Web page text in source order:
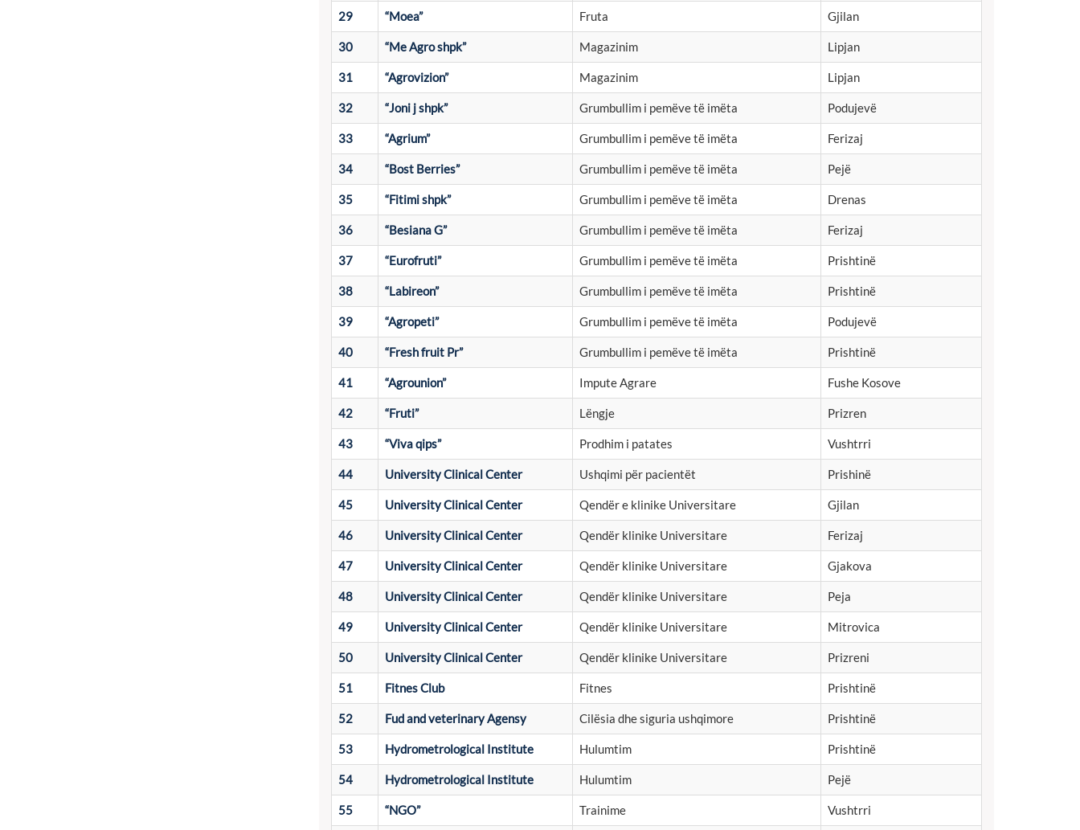
29 “Moea” Fruta Gjilan
30 “Me Agro shpk” Magazinim Lipjan
31 “Agrovizion” Magazinim Lipjan
32 “Joni j shpk” Grumbullim i pemëve të imëta Podujevë
33 “Agrium” Grumbullim i pemëve të imëta Ferizaj
34 “Bost Berries” Grumbullim i pemëve të imëta Pejë
35 “Fitimi shpk” Grumbullim i pemëve të imëta Drenas
36 “Besiana G” Grumbullim i pemëve të imëta Ferizaj
37 “Eurofruti” Grumbullim i pemëve të imëta Prishtinë
38 “Labireon” Grumbullim i pemëve të imëta Prishtinë
39 “Agropeti” Grumbullim i pemëve të imëta Podujevë
40 “Fresh fruit Pr” Grumbullim i pemëve të imëta Prishtinë
41 “Agrounion” Impute Agrare Fushe Kosove
42 “Fruti” Lëngje Prizren
43 “Viva qips” Prodhim i patates Vushtrri
44 University Clinical Center Ushqimi për pacientët Prishinë
45 University Clinical Center Qendër e klinike Universitare Gjilan
46 University Clinical Center Qendër klinike Universitare Ferizaj
47 University Clinical Center Qendër klinike Universitare Gjakova
48 University Clinical Center Qendër klinike Universitare Peja
49 University Clinical Center Qendër klinike Universitare Mitrovica
50 University Clinical Center Qendër klinike Universitare Prizreni
51 Fitnes Club Fitnes Prishtinë
52 Fud and veterinary Agensy Cilësia dhe siguria ushqimore Prishtinë
53 Hydrometrological Institute Hulumtim Prishtinë
54 Hydrometrological Institute Hulumtim Pejë
55 “NGO” Trainime Vushtrri